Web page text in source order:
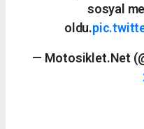
sosyal
oldu.
— Motosiklet.Net